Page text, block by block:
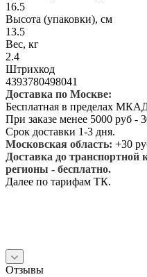
16.5
Высота (упаковки), см
13.5
Вес, кг
2.4
Штрихкод
4393780498041
Доставка по Москве:
Бесплатная в пределах
При заказе менее 5000 руб
Срок доставки 1-3 дня.
Московская область: +30
Доставка до
регионы - бесплатно.
Далее по тарифам ТК.
Отзывы